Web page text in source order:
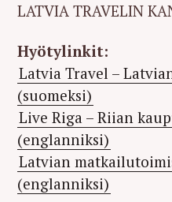
LATVIA TRAVELIN
Hyötylinkit:
Latvia Travel –
(suomeksi)
Live Riga – Riian
(englanniksi)
Latvian
(englanniksi)